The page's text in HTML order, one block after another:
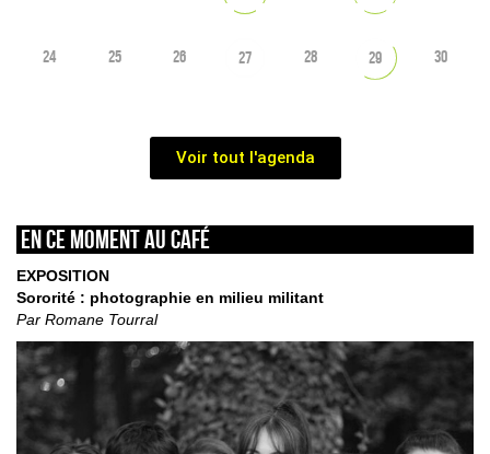
24 25 26 27 28 29 30
Voir tout l'agenda
En ce moment au café
EXPOSITION
Sororité : photographie en milieu militant
Par Romane Tourral